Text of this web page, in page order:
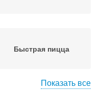
Быстрая пицца
Показать все